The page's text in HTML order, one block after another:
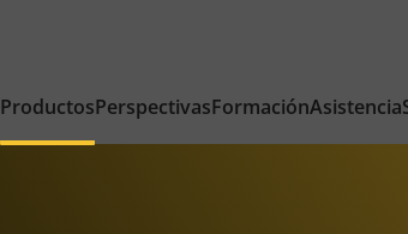
ProductosPerspectivasFormaciónAsistencia